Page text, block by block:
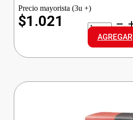
Precio mayorista (3u +)
$1.021
GALLO
ARROZ
INTEGRAL
cantidad
AGREGAR